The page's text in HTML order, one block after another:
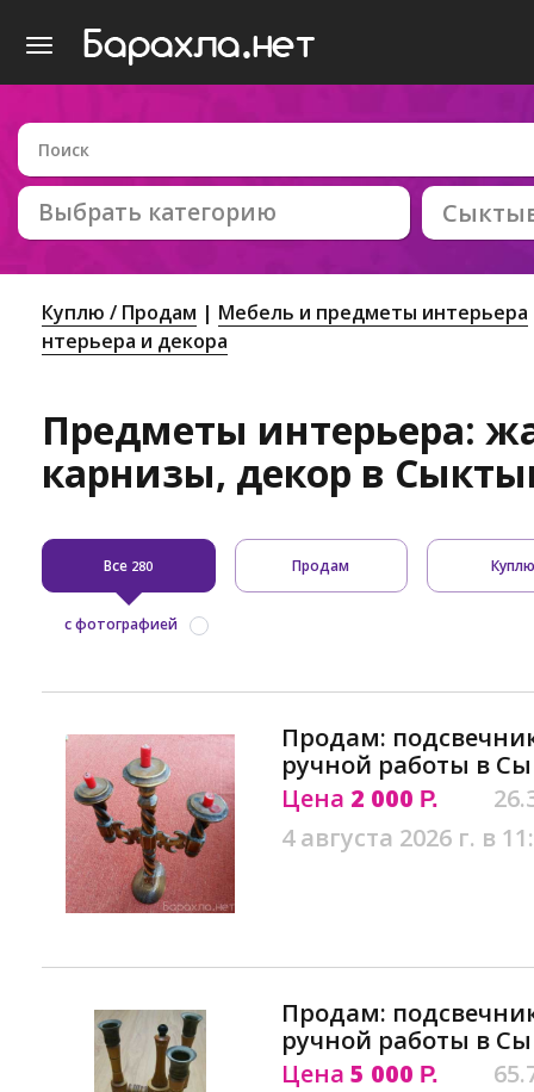
Выбрать категорию
Куплю / Продам
Мебель и предметы интерьера
нтерьера и декора
Предметы интерьера:
карнизы, декор в
Все 280 Продам
с фотографией
Продам:
ручной работы в
Цена 2 000 Р.
4 августа 2026 г. в
Продам:
ручной работы в
Цена 5 000 Р.